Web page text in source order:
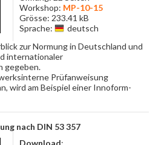
Workshop: MP-10-15
Grösse: 233.41 kB
Sprache:
deutsch
zur Normung in Deutschland und
internationaler
gegeben.
Prüfanweisung
wird am Beispiel einer Innoform-
nach DIN 53 357
Download: